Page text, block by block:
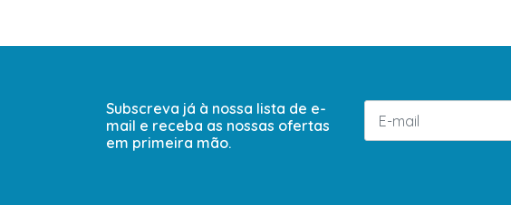
Subscreva já à nossa lista de e-
mail e receba as nossas ofertas
em primeira mão.